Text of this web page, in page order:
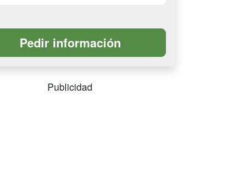
Publicidad